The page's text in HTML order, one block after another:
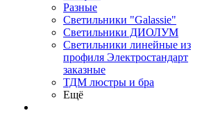
Разные
Светильники "Galassie"
Светильники ДИОЛУМ
Светильники линейные из
профиля Электростандарт
заказные
ТДМ люстры и бра
Ещё